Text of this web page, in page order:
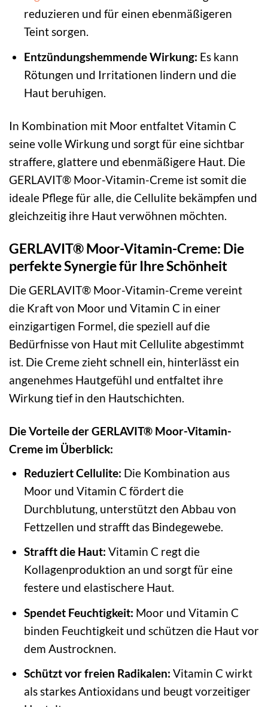
reduzieren und für einen ebenmäßigeren
Teint sorgen.
Entzündungshemmende Wirkung: Es kann
Rötungen und Irritationen lindern und die
Haut beruhigen.
In Kombination mit Moor entfaltet Vitamin C
seine volle Wirkung und sorgt für eine sichtbar
straffere, glattere und ebenmäßigere Haut. Die
GERLAVIT® Moor-Vitamin-Creme ist somit die
ideale Pflege für alle, die Cellulite bekämpfen und
gleichzeitig ihre Haut verwöhnen möchten.
GERLAVIT® Moor-Vitamin-Creme: Die
perfekte Synergie für Ihre Schönheit
Die GERLAVIT® Moor-Vitamin-Creme vereint
die Kraft von Moor und Vitamin C in einer
einzigartigen Formel, die speziell auf die
Bedürfnisse von Haut mit Cellulite abgestimmt
ist. Die Creme zieht schnell ein, hinterlässt ein
angenehmes Hautgefühl und entfaltet ihre
Wirkung tief in den Hautschichten.
Die Vorteile der GERLAVIT® Moor-Vitamin-
Creme im Überblick:
Reduziert Cellulite: Die Kombination aus
Moor und Vitamin C fördert die
Durchblutung, unterstützt den Abbau von
Fettzellen und strafft das Bindegewebe.
Strafft die Haut: Vitamin C regt die
Kollagenproduktion an und sorgt für eine
festere und elastischere Haut.
Spendet Feuchtigkeit: Moor und Vitamin C
binden Feuchtigkeit und schützen die Haut vor
dem Austrocknen.
Schützt vor freien Radikalen: Vitamin C wirkt
als starkes Antioxidans und beugt vorzeitiger